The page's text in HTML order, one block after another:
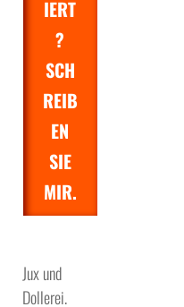
IERT
?
SCH
REIB
EN
SIE
MIR.
Jux und
Dollerei.